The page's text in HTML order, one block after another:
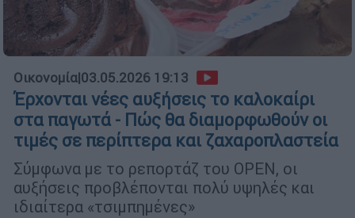
Οικονομία|03.05.2026 19:13
Έρχονται νέες αυξήσεις το καλοκαίρι
στα παγωτά - Πώς θα διαμορφωθούν οι
τιμές σε περίπτερα και ζαχαροπλαστεία
Σύμφωνα με το ρεπορτάζ του OPEN, οι
αυξήσεις προβλέπονται πολύ υψηλές και
ιδιαίτερα «τσιμπημένες»